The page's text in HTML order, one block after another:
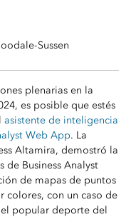
Sussen
plenarias en la
es posible que estés
asistente de inteligencia
Web App. La
Altamira, demostró la
de Business Analyst
de mapas de puntos
colores, con un caso de
popular deporte del